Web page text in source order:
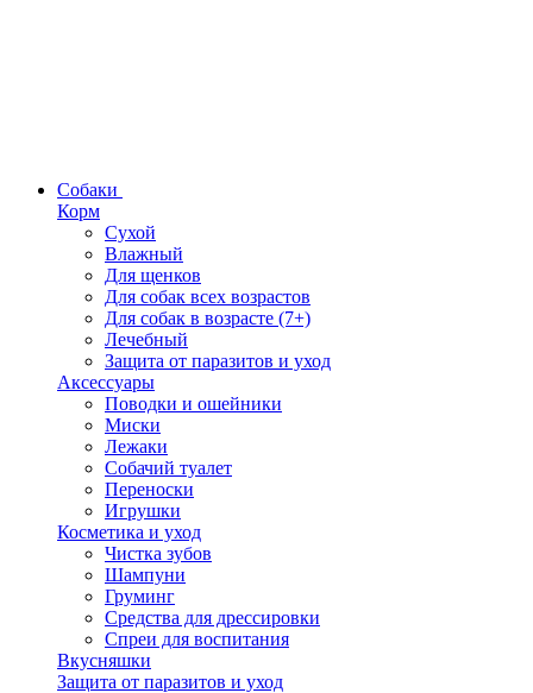
Собаки
Корм
Сухой
Влажный
Для щенков
Для собак всех возрастов
Для собак в возрасте (7+)
Лечебный
Защита от паразитов и уход
Аксессуары
Поводки и ошейники
Миски
Лежаки
Собачий туалет
Переноски
Игрушки
Косметика и уход
Чистка зубов
Шампуни
Груминг
Средства для дрессировки
Спреи для воспитания
Вкусняшки
Защита от паразитов и уход